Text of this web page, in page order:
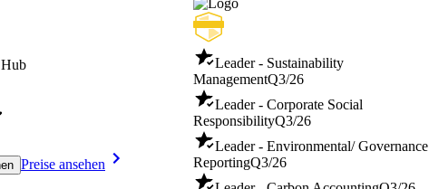
Preise ansehen
Leader - Sustainability
ManagementQ3/26
Leader - Corporate Social
ResponsibilityQ3/26
Leader - Environmental/ Governance
ReportingQ3/26